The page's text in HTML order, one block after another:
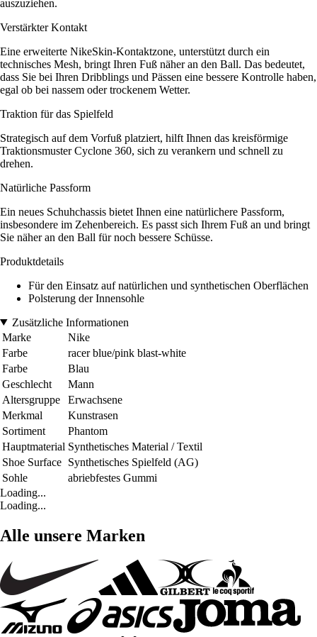
auszuziehen.
Verstärkter Kontakt
Eine erweiterte NikeSkin-Kontaktzone, unterstützt durch ein
technisches Mesh, bringt Ihren Fuß näher an den Ball. Das bedeutet,
dass Sie bei Ihren Dribblings und Pässen eine bessere Kontrolle haben,
egal ob bei nassem oder trockenem Wetter.
Traktion für das Spielfeld
Strategisch auf dem Vorfuß platziert, hilft Ihnen das kreisförmige
Traktionsmuster Cyclone 360, sich zu verankern und schnell zu
drehen.
Natürliche Passform
Ein neues Schuhchassis bietet Ihnen eine natürlichere Passform,
insbesondere im Zehenbereich. Es passt sich Ihrem Fuß an und bringt
Sie näher an den Ball für noch bessere Schüsse.
Produktdetails
Für den Einsatz auf natürlichen und synthetischen Oberflächen
Polsterung der Innensohle
Zusätzliche Informationen
Marke
Nike
Farbe
racer blue/pink blast-white
Farbe
Blau
Geschlecht
Mann
Altersgruppe
Erwachsene
Merkmal
Kunstrasen
Sortiment
Phantom
Hauptmaterial Synthetisches Material / Textil
Shoe Surface Synthetisches Spielfeld (AG)
Sohle
abriebfestes Gummi
Loading...
Loading...
Alle unsere Marken